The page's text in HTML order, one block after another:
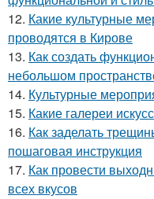
12. Какие культурные
проводятся в Кирове
13. Как создать
небольшом
14. Культурные
15. Какие галереи
16. Как заделать
пошаговая инструкция
17. Как провести
всех вкусов